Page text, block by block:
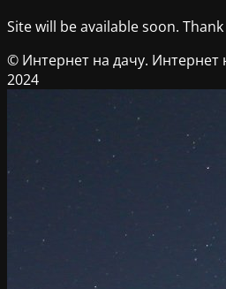
Site will be available soon.
© Интернет на дачу. Интернет
2024